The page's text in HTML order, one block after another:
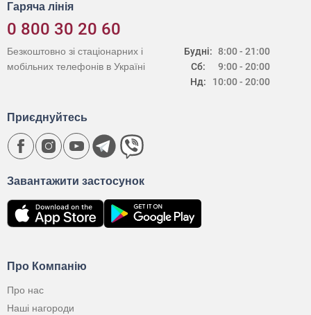
Гаряча лінія
0 800 30 20 60
Будні:
Сб:
Нд:
8:00 - 21:00
9:00 - 20:00
10:00 - 20:00
Безкоштовно зі стаціонарних і
мобільних телефонів в Україні
Про Компанію
Про нас
Наші нагороди
Завантажити застосунок
Приєднуйтесь